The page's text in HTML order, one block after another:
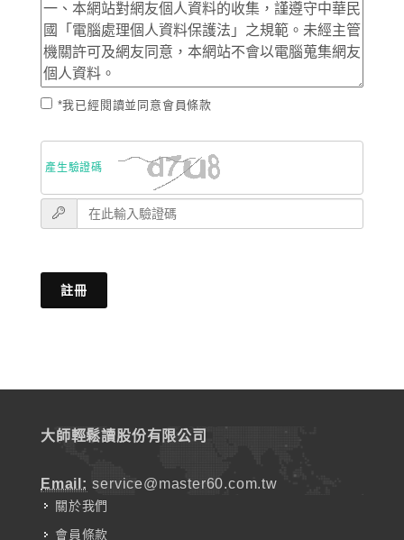
*我已經閱讀並同意會員條款
產生驗證碼
註冊
大師輕鬆讀股份有限公司
Email: service@master60.com.tw
關於我們
會員條款